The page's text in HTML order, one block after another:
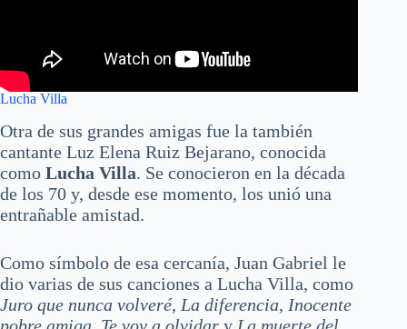
Lucha Villa
Otra de sus grandes amigas fue la también
cantante Luz Elena Ruiz Bejarano, conocida
como Lucha Villa. Se conocieron en la década
de los 70 y, desde ese momento, los unió una
entrañable amistad.
Como símbolo de esa cercanía, Juan Gabriel le
dio varias de sus canciones a Lucha Villa, como
Juro que nunca volveré, La diferencia, Inocente